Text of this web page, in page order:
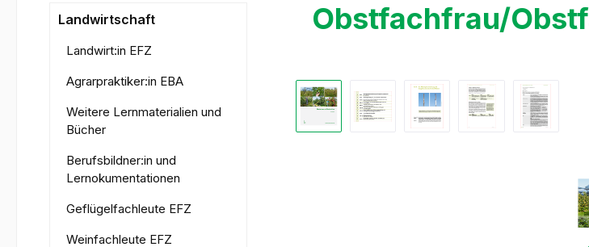
Landwirtschaft
Landwirt:in EFZ
Agrarpraktiker:in EBA
Weitere Lernmaterialien und
Bücher
Berufsbildner:in und
Lernokumentationen
Geflügelfachleute EFZ
Weinfachleute EFZ
Obstfachfrau/
Bildergalerie überspringen